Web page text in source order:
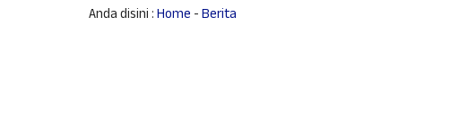
Anda disini :Home -Berita